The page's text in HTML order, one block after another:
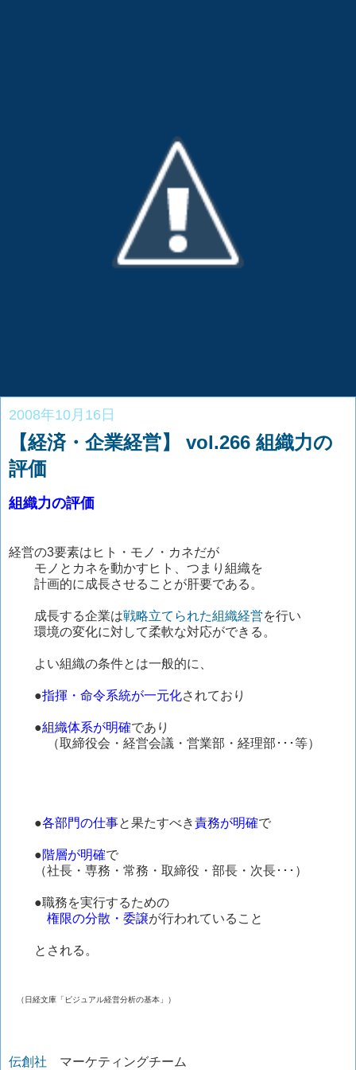
2008年10月16日
【経済・企業経営】 vol.266 組織力の
評価
組織力の評価
経営の3要素はヒト・モノ・カネだが
モノとカネを動かすヒト、つまり組織を
計画的に成長させることが肝要である。
成長する企業は戦略立てられた組織経営を行い
環境の変化に対して柔軟な対応ができる。
よい組織の条件とは一般的に、
●指揮・命令系統が一元化されており
●組織体系が明確であり
（取締役会・経営会議・営業部・経理部･･･等）
●各部門の仕事と果たすべき責務が明確で
●階層が明確で
（社長・専務・常務・取締役・部長・次長･･･）
●職務を実行するための
権限の分散・委譲が行われていること
とされる。
（日経文庫「ビジュアル経営分析の基本」）
伝創社 マーケティングチーム